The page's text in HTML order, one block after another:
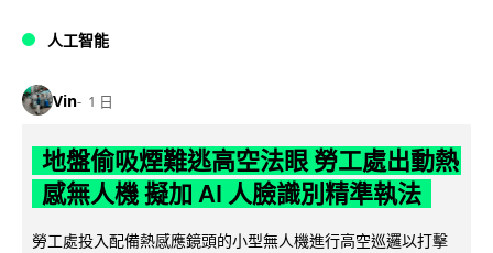
人工智能
Vin 1 日
地盤偷吸煙難逃高空法眼 勞工處出動熱
感無人機 擬加 AI 人臉識別精準執法
勞工處投入配備熱感應鏡頭的小型無人機進行高空巡邏以打擊